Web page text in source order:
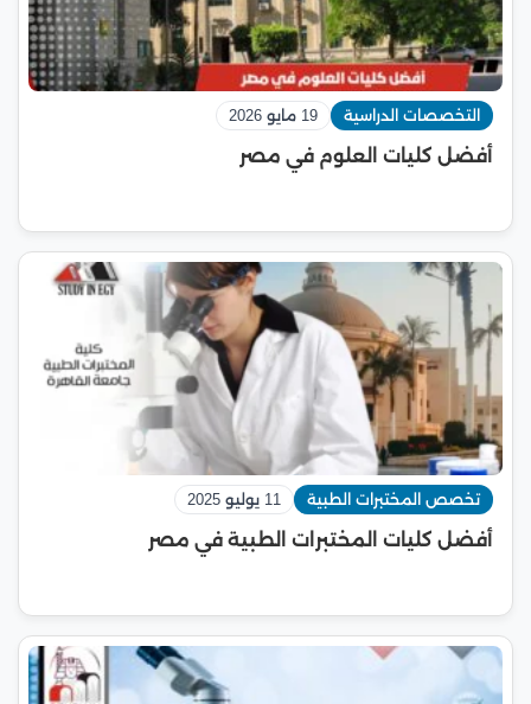
التخصصات الدراسية 19 مايو 2026
أفضل كليات العلوم في مصر
تخصص المختبرات الطبية 11 يوليو 2025
أفضل كليات المختبرات الطبية في مصر